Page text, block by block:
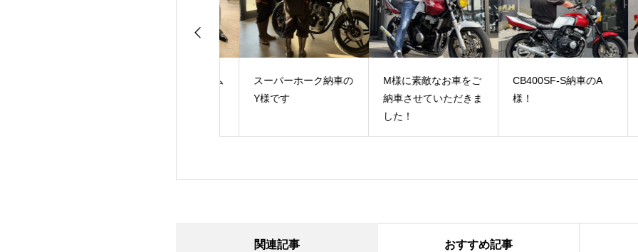
スーパーホーク納車の
Y様です
M様に素敵なお車をご
納車させていただきま
した！
CB400SF-S納車のA
関連記事 おすすめ記事